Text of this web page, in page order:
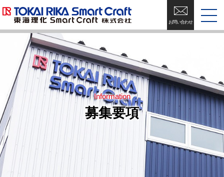
お問い合わせ
Information
募集要項